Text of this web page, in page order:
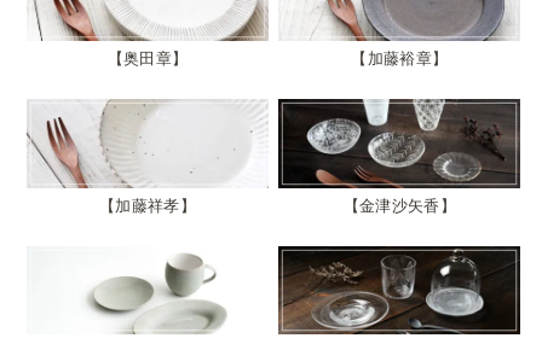
奥田章 加藤裕章
加藤祥孝 金津沙矢香